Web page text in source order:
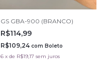
GS GBA-900 (BRANCO)
R$114,99
R$109,24 com Boleto
6 x de R$19,17 sem juros